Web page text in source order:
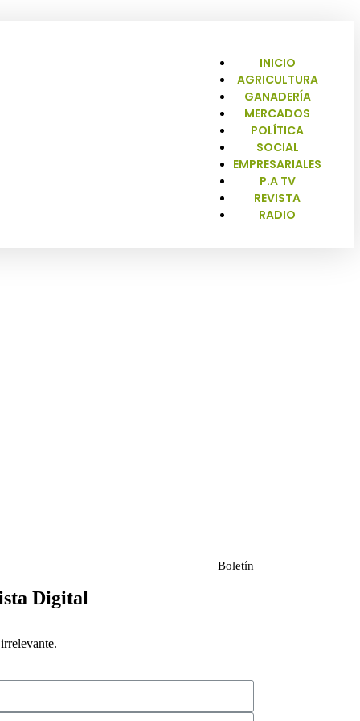
INICIO
AGRICULTURA
GANADERÍA
MERCADOS
POLÍTICA
SOCIAL
EMPRESARIALES
P.A TV
REVISTA
RADIO
Boletín
Digital